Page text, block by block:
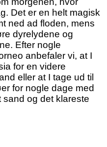
Det er en helt magisk
ned ad floden, mens
dyrelydene og
Efter nogle
anbefaler vi, at I
for en videre
eller at I tage ud til
for nogle dage med
og det klareste